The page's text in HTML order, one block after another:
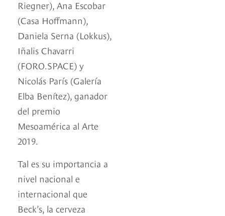
Riegner), Ana Escobar
(Casa Hoffmann),
Daniela Serna (Lokkus),
Iñalis Chavarri
(FORO.SPACE) y
Nicolás París (Galería
Elba Benítez), ganador
del premio
Mesoamérica al Arte
2019.
Tal es su importancia a
nivel nacional e
internacional que
Beck’s, la cerveza